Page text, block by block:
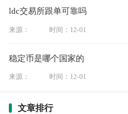
ldc交易所跟单可靠吗
来源： 时间：12-01
稳定币是哪个国家的
来源： 时间：12-01
文章排行